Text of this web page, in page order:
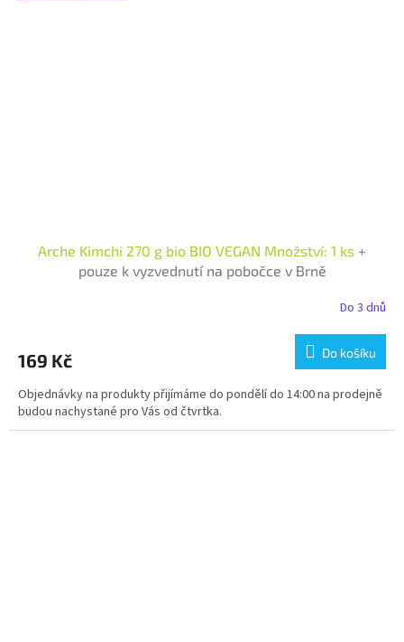
Arche Kimchi 270 g bio BIO VEGAN Množství: 1 ks +
pouze k vyzvednutí na pobočce v Brně
Do 3 dnů
169 Kč Do košíku
Objednávky na produkty přijímáme do pondělí do 14:00 na prodejně
budou nachystané pro Vás od čtvrtka.